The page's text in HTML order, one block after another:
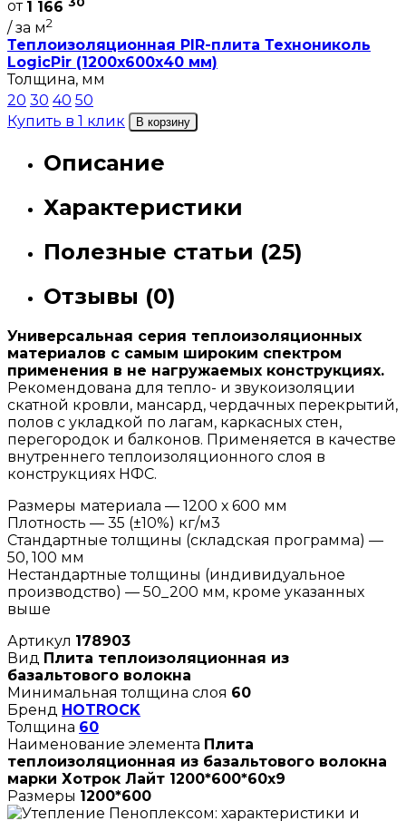
от 1 166
/ за м2
Теплоизоляционная PIR-плита Технониколь
LogicPir (1200х600х40 мм)
Толщина, мм
20 30 40 50
Купить в 1 клик
В корзину
Описание
Характеристики
Полезные статьи (25)
Отзывы (0)
Универсальная серия теплоизоляционных
материалов с самым широким спектром
применения в не нагружаемых конструкциях.
Рекомендована для тепло- и звукоизоляции
скатной кровли, мансард, чердачных перекрытий,
полов с укладкой по лагам, каркасных стен,
перегородок и балконов. Применяется в качестве
внутреннего теплоизоляционного слоя в
конструкциях НФС.
Размеры материала — 1200 х 600 мм
Плотность — 35 (±10%) кг/м3
Стандартные толщины (складская программа) —
50, 100 мм
Нестандартные толщины (индивидуальное
производство) — 50_200 мм, кроме указанных
выше
Артикул 178903
Вид Плита теплоизоляционная из
базальтового волокна
Минимальная толщина слоя 60
Бренд HOTROCK
Толщина 60
Наименование элемента Плита
теплоизоляционная из базальтового волокна
марки Хотрок Лайт 1200*600*60х9
Размеры 1200*600